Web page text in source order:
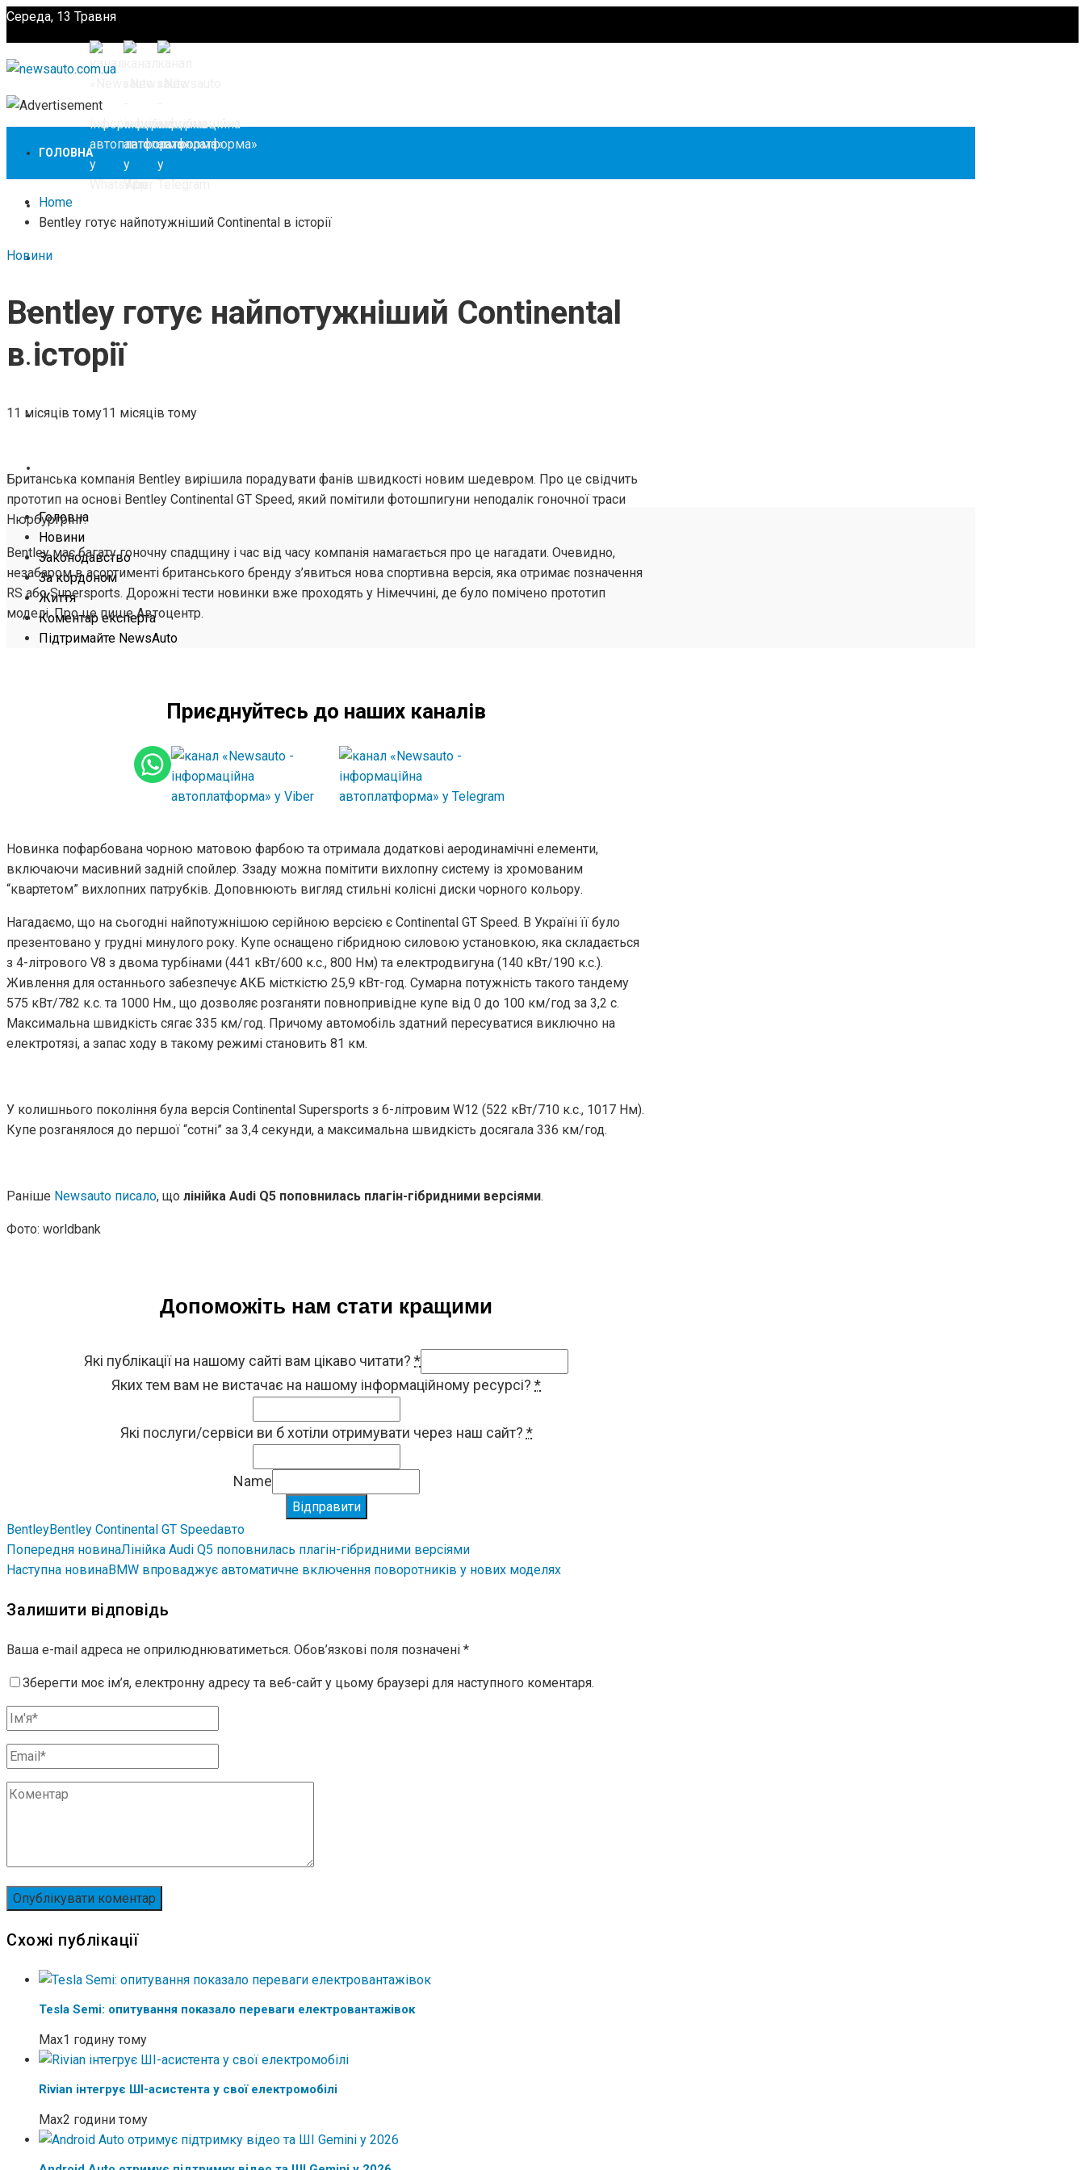
Середа, 13 Травня
ГОЛОВНА
НОВИНИ
ЗАКОНОДАВСТВО
ЗА КОРДОНОМ
ЖИТТЯ
КОМЕНТАР ЕКСПЕРТА
Головна
Новини
Законодавство
За кордоном
Життя
Коментар експерта
Підтримайте NewsAuto
Home
Bentley готує найпотужніший Continental в історії
Новини
Bentley готує найпотужніший Continental
в історії
11 місяців тому11 місяців тому
Британська компанія Bentley вирішила порадувати фанів швидкості новим шедевром. Про це свідчить
прототип на основі Bentley Continental GT Speed, який помітили фотошпигуни неподалік гоночної траси
Нюрбургрінг.
Bentley має багату гоночну спадщину і час від часу компанія намагається про це нагадати. Очевидно,
незабаром в асортименті британського бренду з’явиться нова спортивна версія, яка отримає позначення
RS або Supersports. Дорожні тести новинки вже проходять у Німеччині, де було помічено прототип
моделі. Про це пише Автоцентр.
Приєднуйтесь до наших каналів
Новинка пофарбована чорною матовою фарбою та отримала додаткові аеродинамічні елементи,
включаючи масивний задній спойлер. Ззаду можна помітити вихлопну систему із хромованим
“квартетом” вихлопних патрубків. Доповнюють вигляд стильні колісні диски чорного кольору.
Нагадаємо, що на сьогодні найпотужнішою серійною версією є Continental GT Speed. В Україні її було
презентовано у грудні минулого року. Купе оснащено гібридною силовою установкою, яка складається
з 4-літрового V8 з двома турбінами (441 кВт/600 к.с., 800 Нм) та електродвигуна (140 кВт/190 к.с.).
Живлення для останнього забезпечує АКБ місткістю 25,9 кВт-год. Сумарна потужність такого тандему
575 кВт/782 к.с. та 1000 Нм., що дозволяє розганяти повнопривідне купе від 0 до 100 км/год за 3,2 с.
Максимальна швидкість сягає 335 км/год. Причому автомобіль здатний пересуватися виключно на
електротязі, а запас ходу в такому режимі становить 81 км.
У колишнього покоління була версія Continental Supersports з 6-літровим W12 (522 кВт/710 к.с., 1017 Нм).
Купе розганялося до першої “сотні” за 3,4 секунди, а максимальна швидкість досягала 336 км/год.
Раніше Newsauto писало, що лінійка Audi Q5 поповнилась плагін-гібридними версіями.
Фото: worldbank
Допоможіть нам стати кращими
Які публікації на нашому сайті вам цікаво читати? *
Яких тем вам не вистачає на нашому інформаційному ресурсі? *
Які послуги/сервіси ви б хотіли отримувати через наш сайт? *
Name
Відправити
BentleyBentley Continental GT Speedавто
Попередня новинаЛінійка Audi Q5 поповнилась плагін-гібридними версіями
Наступна новинаBMW впроваджує автоматичне включення поворотників у нових моделях
Залишити відповідь
Ваша e-mail адреса не оприлюднюватиметься. Обов’язкові поля позначені *
Зберегти моє ім’я, електронну адресу та веб-сайт у цьому браузері для наступного коментаря.
Схожі публікації
Tesla Semi: опитування показало переваги електровантажівок
Max1 годину тому
Rivian інтегрує ШІ-асистента у свої електромобілі
Max2 години тому